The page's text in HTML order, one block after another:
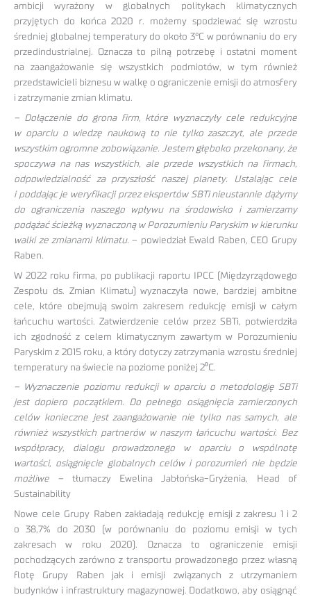
ambicji wyrażony w globalnych politykach klimatycznych
przyjętych do końca 2020 r. możemy spodziewać się wzrostu
średniej globalnej temperatury do około 3°C w porównaniu do ery
przedindustrialnej. Oznacza to pilną potrzebę i ostatni moment
na zaangażowanie się wszystkich podmiotów, w tym również
przedstawicieli biznesu w walkę o ograniczenie emisji do atmosfery
i zatrzymanie zmian klimatu.
– Dołączenie do grona firm, które wyznaczyły cele redukcyjne
w oparciu o wiedzę naukową to nie tylko zaszczyt, ale przede
wszystkim ogromne zobowiązanie. Jestem głęboko przekonany, że
spoczywa na nas wszystkich, ale przede wszystkich na firmach,
odpowiedzialność za przyszłość naszej planety. Ustalając cele
i poddając je weryfikacji przez ekspertów SBTi nieustannie dążymy
do ograniczenia naszego wpływu na środowisko i zamierzamy
podążać ścieżką wyznaczoną w Porozumieniu Paryskim w kierunku
walki ze zmianami klimatu. – powiedział Ewald Raben, CEO Grupy
Raben.
W 2022 roku firma, po publikacji raportu IPCC (Międzyrządowego
Zespołu ds. Zmian Klimatu) wyznaczyła nowe, bardziej ambitne
cele, które obejmują swoim zakresem redukcję emisji w całym
łańcuchu wartości. Zatwierdzenie celów przez SBTi, potwierdziła
ich zgodność z celem klimatycznym zawartym w Porozumieniu
Paryskim z 2015 roku, a który dotyczy zatrzymania wzrostu średniej
temperatury na świecie na poziome poniżej 2⁰C.
– Wyznaczenie poziomu redukcji w oparciu o metodologię SBTi
jest dopiero początkiem. Do pełnego osiągnięcia zamierzonych
celów konieczne jest zaangażowanie nie tylko nas samych, ale
również wszystkich partnerów w naszym łańcuchu wartości. Bez
współpracy, dialogu prowadzonego w oparciu o wspólnotę
wartości, osiągnięcie globalnych celów i porozumień nie będzie
możliwe – tłumaczy Ewelina Jabłońska-Gryżenia, Head of
Sustainability
Nowe cele Grupy Raben zakładają redukcję emisji z zakresu 1 i 2
o 38,7% do 2030 (w porównaniu do poziomu emisji w tych
zakresach w roku 2020). Oznacza to ograniczenie emisji
pochodzących zarówno z transportu prowadzonego przez własną
flotę Grupy Raben jak i emisji związanych z utrzymaniem
budynków i infrastruktury magazynowej. Dodatkowo, aby osiągnąć